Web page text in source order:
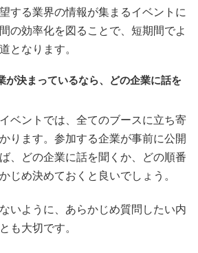
する業界の情報が集まるイベントに
の効率化を図ることで、短期間でよ
となります。
が決まっているなら、どの企業に話を
ベントでは、全てのブースに立ち寄
ります。参加する企業が事前に公開
、どの企業に話を聞くか、どの順番
じめ決めておくと良いでしょう。
いように、あらかじめ質問したい内
も大切です。